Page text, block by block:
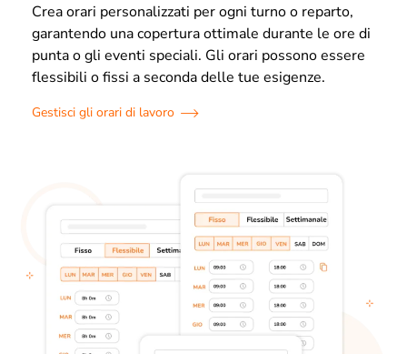
Crea orari personalizzati per ogni turno o reparto,
garantendo una copertura ottimale durante le ore di
punta o gli eventi speciali. Gli orari possono essere
flessibili o fissi a seconda delle tue esigenze.
Gestisci gli orari di lavoro